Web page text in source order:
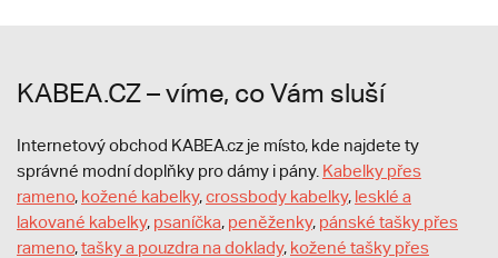
KABEA.CZ – víme, co Vám sluší
Internetový obchod KABEA.cz je místo, kde najdete ty
správné modní doplňky pro dámy i pány. Kabelky přes
rameno, kožené kabelky,crossbody kabelky, lesklé a
lakované kabelky, psaníčka, peněženky, pánské tašky přes
rameno,tašky a pouzdra na doklady, kožené tašky přes